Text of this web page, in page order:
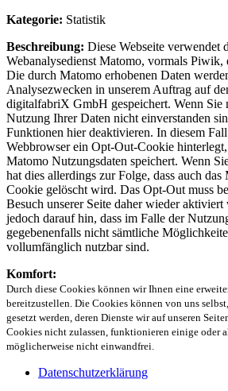
Kategorie: Statistik
Beschreibung: Diese Webseite verwendet
Webanalysedienst Matomo, vormals Piwik,
Die durch Matomo erhobenen Daten
Analysezwecken in unserem Auftrag auf
digitalfabriX GmbH gespeichert. Wenn Sie
Nutzung Ihrer Daten nicht einverstanden
Funktionen hier deaktivieren. In diesem
Webbrowser ein Opt-Out-Cookie
Matomo Nutzungsdaten speichert. Wenn
hat dies allerdings zur Folge, dass auch
Cookie gelöscht wird. Das Opt-Out muss
Besuch unserer Seite daher wieder
jedoch darauf hin, dass im Falle der
gegebenenfalls nicht sämtliche
vollumfänglich nutzbar sind.
Komfort:
Durch diese Cookies können wir Ihnen eine
bereitzustellen. Die Cookies können von uns
gesetzt werden, deren Dienste wir auf unseren
Cookies nicht zulassen, funktionieren einige oder
möglicherweise nicht einwandfrei.
Datenschutzerklärung